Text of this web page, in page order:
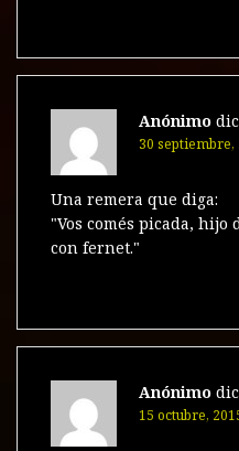
Anónimo
30 septiembre,
Una remera que diga:
"Vos comés picada, hijo
con fernet."
Anónimo
15 octubre,